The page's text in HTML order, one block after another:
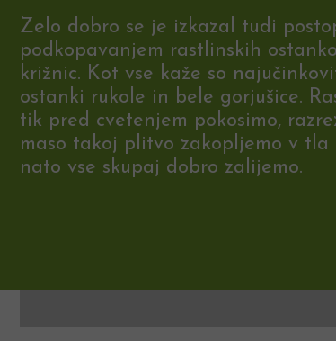
Zelo dobro se je izkazal tudi
podkopavanjem rastlinskih
križnic. Kot vse kaže so
ostanki rukole in bele gorjušice.
tik pred cvetenjem pokosimo,
maso takoj plitvo zakopljemo v tla
nato vse skupaj dobro zalijemo.